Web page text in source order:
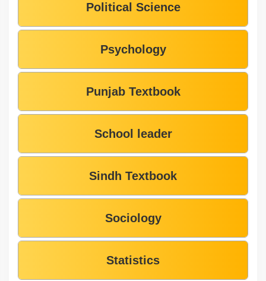
Political Science
Psychology
Punjab Textbook
School leader
Sindh Textbook
Sociology
Statistics